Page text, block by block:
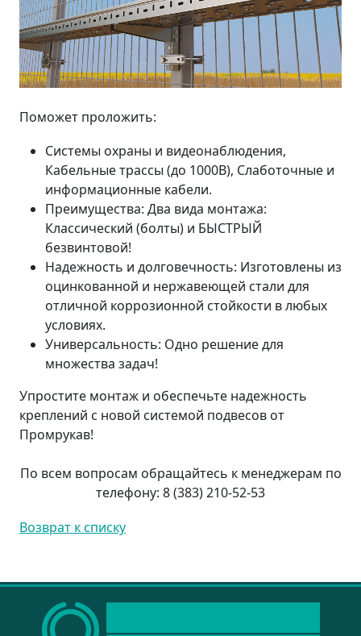
Поможет проложить:
Системы охраны и видеонаблюдения,
Кабельные трассы (до 1000В), Слаботочные и
информационные кабели.
Преимущества: Два вида монтажа:
Классический (болты) и БЫСТРЫЙ
безвинтовой!
Надежность и долговечность: Изготовлены из
оцинкованной и нержавеющей стали для
отличной коррозионной стойкости в любых
условиях.
Универсальность: Одно решение для
множества задач!
Упростите монтаж и обеспечьте надежность
креплений с новой системой подвесов от
Промрукав!
По всем вопросам обращайтесь к менеджерам по
телефону: 8 (383) 210-52-53
Возврат к списку